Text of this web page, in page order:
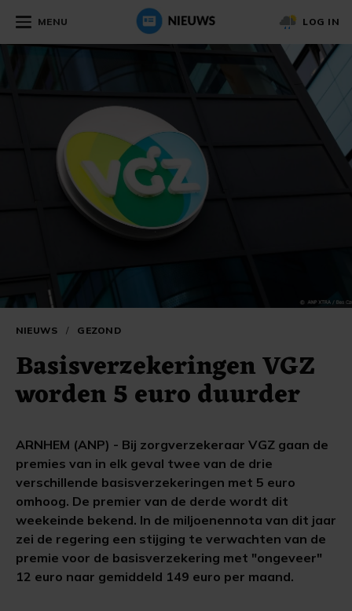
MENU LOG IN
NIEUWS / GEZOND
Basisverzekeringen VGZ
worden 5 euro duurder
ARNHEM (ANP) - Bij zorgverzekeraar VGZ gaan de
premies van in elk geval twee van de drie
verschillende basisverzekeringen met 5 euro
omhoog. De premier van de derde wordt dit
weekeinde bekend. In de miljoenennota van dit jaar
zei de regering een stijging te verwachten van de
premie voor de basisverzekering met "ongeveer"
12 euro naar gemiddeld 149 euro per maand.